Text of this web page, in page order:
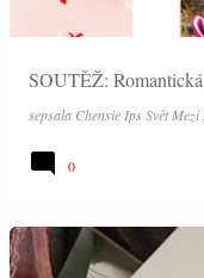
SOUTĚŽ:
sepsala Chensie Ips Svět Mezi
0